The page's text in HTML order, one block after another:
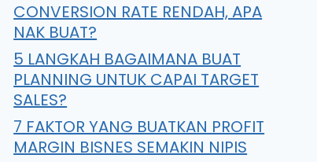
CONVERSION RATE RENDAH, APA
NAK BUAT?
5 LANGKAH BAGAIMANA BUAT
PLANNING UNTUK CAPAI TARGET
SALES?
7 FAKTOR YANG BUATKAN PROFIT
MARGIN BISNES SEMAKIN NIPIS